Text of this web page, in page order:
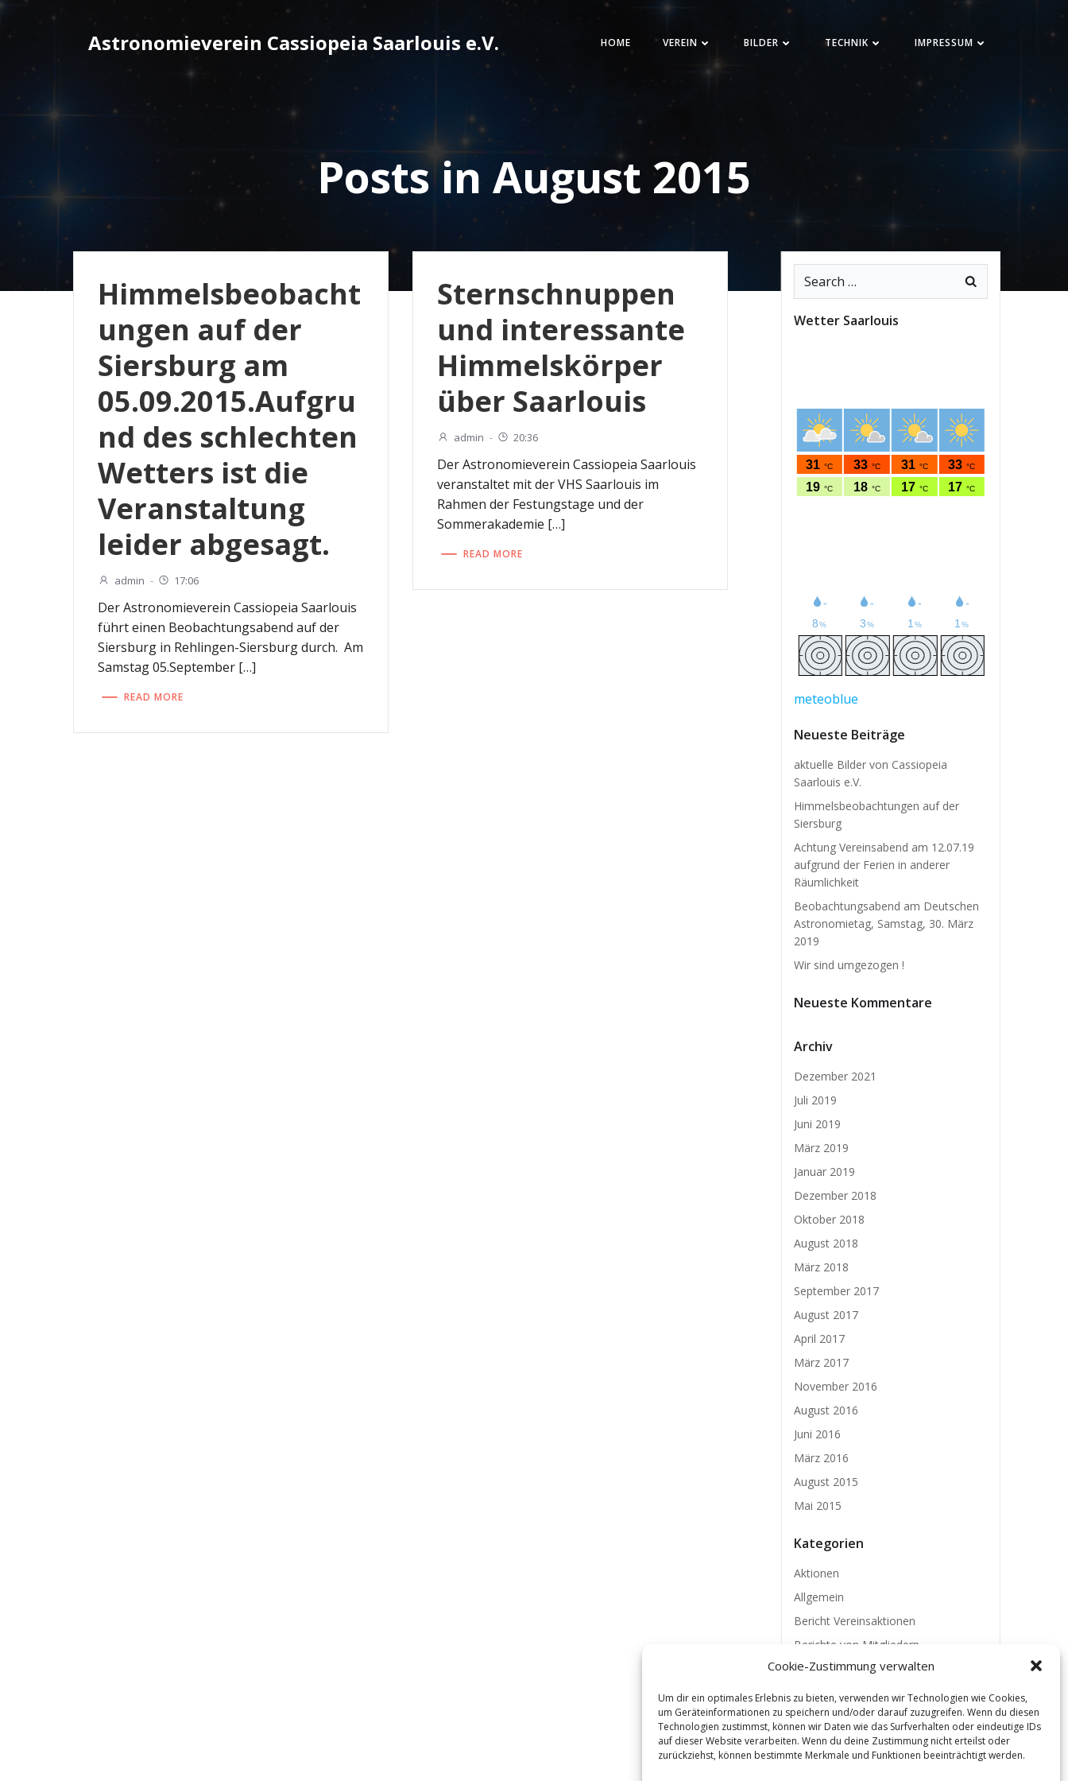
Cookie-Zustimmung verwalten
Um dir ein optimales Erlebnis zu bieten, verwenden wir Technologien wie Cookies,
um Geräteinformationen zu speichern und/oder darauf zuzugreifen. Wenn du diesen
Technologien zustimmst, können wir Daten wie das Surfverhalten oder eindeutige IDs
auf dieser Website verarbeiten. Wenn du deine Zustimmung nicht erteilst oder
zurückziehst, können bestimmte Merkmale und Funktionen beeinträchtigt werden.
Zum
Astronomieverein Cassiopeia Saarlouis e.V. HOME VEREIN BILDER TECHNIK IMPRESSUM
Posts in August 2015
Himmelsbeobacht
ungen auf der
Siersburg am
05.09.2015.Aufgru
nd des schlechten
Wetters ist die
Veranstaltung
leider abgesagt.
admin - 17:06
Der Astronomieverein Cassiopeia Saarlouis
führt einen Beobachtungsabend auf der
Siersburg in Rehlingen-Siersburg durch. Am
Samstag 05.September […]
READ MORE
Sternschnuppen
und interessante
Himmelskörper
über Saarlouis
admin - 20:36
Der Astronomieverein Cassiopeia Saarlouis
veranstaltet mit der VHS Saarlouis im
Rahmen der Festungstage und der
Sommerakademie […]
READ MORE
Search
Wetter Saarlouis
meteoblue
Neueste Beiträge
aktuelle Bilder von Cassiopeia
Saarlouis e.V.
Himmelsbeobachtungen auf der
Siersburg
Achtung Vereinsabend am 12.07.19
aufgrund der Ferien in anderer
Räumlichkeit
Beobachtungsabend am Deutschen
Astronomietag, Samstag, 30. März
2019
Wir sind umgezogen !
Neueste Kommentare
Archiv
Dezember 2021
Juli 2019
Juni 2019
März 2019
Januar 2019
Dezember 2018
Oktober 2018
August 2018
März 2018
September 2017
August 2017
April 2017
März 2017
November 2016
August 2016
Juni 2016
März 2016
August 2015
Mai 2015
Kategorien
Aktionen
Allgemein
Bericht Vereinsaktionen
Berichte von Mitgliedern
Vereinsaktionen